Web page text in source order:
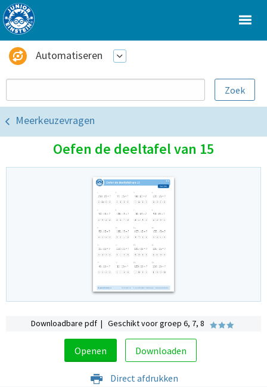
Automatiseren
Meerkeuzevragen
Oefen de deeltafel van 15
Downloadbare pdf | Geschikt voor groep 6, 7, 8
Openen Downloaden
Direct afdrukken